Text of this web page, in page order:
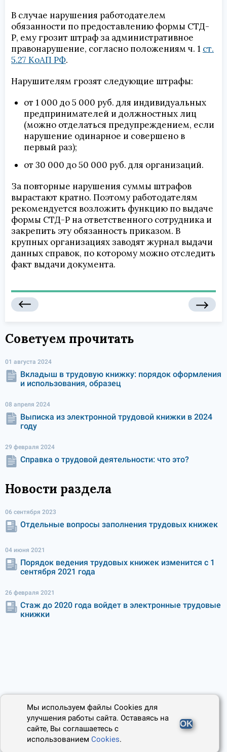
В случае нарушения работодателем
обязанности по предоставлению формы СТД-
Р, ему грозит штраф за административное
правонарушение, согласно положениям ч. 1 ст.
5.27 КоАП РФ.
Нарушителям грозят следующие штрафы:
от 1 000 до 5 000 руб. для индивидуальных
предпринимателей и должностных лиц
(можно отделаться предупреждением, если
нарушение одинарное и совершено в
первый раз);
от 30 000 до 50 000 руб. для организаций.
За повторные нарушения суммы штрафов
вырастают кратно. Поэтому работодателям
рекомендуется возложить функцию по выдаче
формы СТД-Р на ответственного сотрудника и
закрепить эту обязанность приказом. В
крупных организациях заводят журнал выдачи
данных справок, по которому можно отследить
факт выдачи документа.
Советуем прочитать
01 августа 2024
Вкладыш в трудовую книжку: порядок оформления
и использования, образец
08 апреля 2024
Выписка из электронной трудовой книжки в 2024
году
29 февраля 2024
Справка о трудовой деятельности: что это?
Новости раздела
06 сентября 2023
Отдельные вопросы заполнения трудовых книжек
04 июня 2021
Порядок ведения трудовых книжек изменится с 1
сентября 2021 года
26 февраля 2021
Стаж до 2020 года войдет в электронные трудовые
книжки
Мы используем файлы Cookies для
улучшения работы сайта. Оставаясь на
сайте, Вы соглашаетесь с
использованиемCookies.
OK